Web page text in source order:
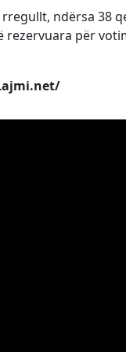
ndërsa 38
rezervuara për